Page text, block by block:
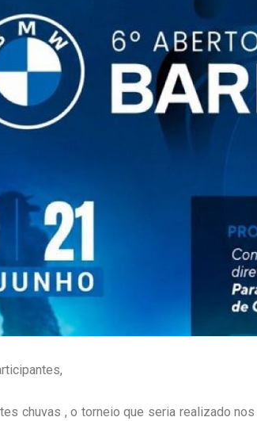
chuvas , o torneio que seria realizado